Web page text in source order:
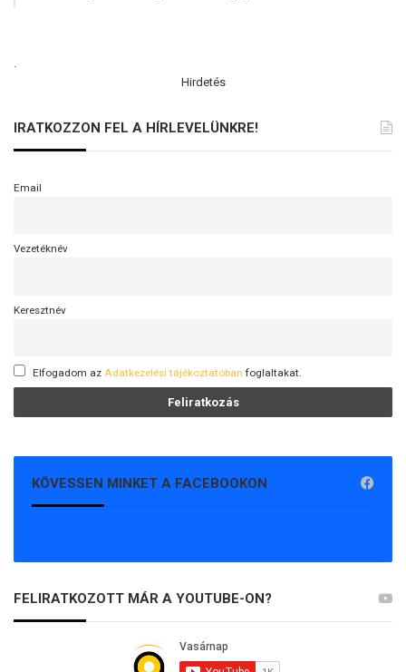
Hirdetés
IRATKOZZON FEL A HÍRLEVELÜNKRE!
Email
Vezetéknév
Keresztnév
Elfogadom az Adatkezelési tájékoztatóban foglaltakat.
KÖVESSEN MINKET A FACEBOOKON
FELIRATKOZOTT MÁR A YOUTUBE-ON?